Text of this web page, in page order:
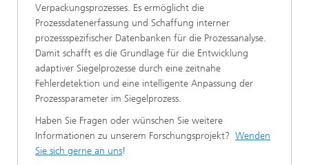
Verpackungsprozesses. Es ermöglicht die
Prozessdatenerfassung und Schaffung interner
prozessspezifischer Datenbanken für die Prozessanalyse.
Damit schafft es die Grundlage für die Entwicklung
adaptiver Siegelprozesse durch eine zeitnahe
Fehlerdetektion und eine intelligente Anpassung der
Prozessparameter im Siegelprozess.
Haben Sie Fragen oder wünschen Sie weitere
Informationen zu unserem Forschungsprojekt? Wenden
Sie sich gerne an uns!